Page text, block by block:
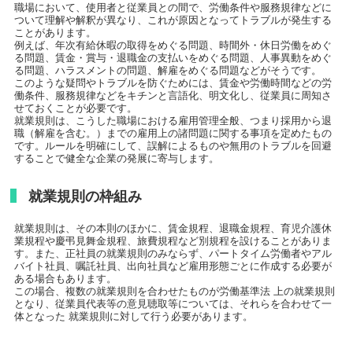
職場において、使用者と従業員との間で、労働条件や服務規律などに
ついて理解や解釈が異なり、これが原因となってトラブルが発生する
ことがあります。
例えば、年次有給休暇の取得をめぐる問題、時間外・休日労働をめぐ
る問題、賃金・賞与・退職金の支払いをめぐる問題、人事異動をめぐ
る問題、ハラスメントの問題、解雇をめぐる問題などがそうです。
このような疑問やトラブルを防ぐためには、賃金や労働時間などの労
働条件、服務規律などをキチンと言語化、明文化し、従業員に周知さ
せておくことが必要です。
就業規則は、こうした職場における雇用管理全般、つまり採用から退
職（解雇を含む。）までの雇用上の諸問題に関する事項を定めたもの
です。ルールを明確にして、誤解によるものや無用のトラブルを回避
することで健全な企業の発展に寄与します。
就業規則の枠組み
就業規則は、その本則のほかに、賃金規程、退職金規程、育児介護休
業規程や慶弔見舞金規程、旅費規程など別規程を設けることがありま
す。また、正社員の就業規則のみならず、パートタイム労働者やアル
バイト社員、嘱託社員、出向社員など雇用形態ごとに作成する必要が
ある場合もあります。
この場合、複数の就業規則を合わせたものが労働基準法 上の就業規則
となり、従業員代表等の意見聴取等については、それらを合わせて一
体となった 就業規則に対して行う必要があります。